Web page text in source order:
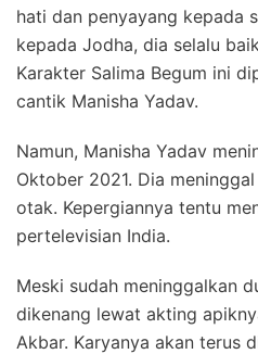
hati dan penyayang kepada
kepada Jodha, dia selalu
Karakter Salima Begum ini
cantik Manisha Yadav.
Namun, Manisha Yadav
Oktober 2021. Dia
otak. Kepergiannya tentu
pertelevisian India.
Meski sudah meninggalkan
dikenang lewat akting
Akbar. Karyanya akan terus